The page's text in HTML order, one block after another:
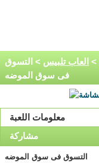
> العاب تلبيس > التسوق
فى سوق الموضه
معلومات اللعبة
مشاركة
التسوق فى سوق الموضه